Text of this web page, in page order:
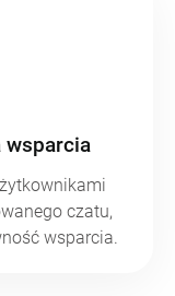
wsparcia
czatu,
wsparcia.